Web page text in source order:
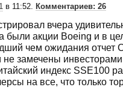
в 11:52. Комментариев: 26
вчера
были акции Boeing и в
чем ожидания отчет
замечены
индекс SSE100
на все, что только